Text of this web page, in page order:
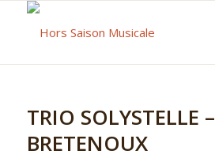
TRIO SOLYSTELLE –
BRETENOUX